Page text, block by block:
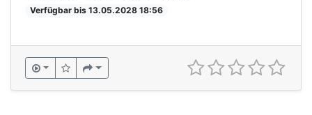
Verfügbar bis 13.05.2028 18:56